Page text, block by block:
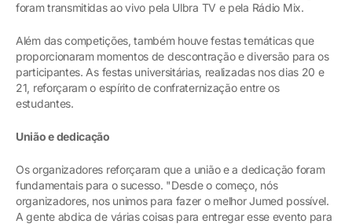
foram transmitidas ao vivo pela Ulbra TV e pela Rádio Mix.
Além das competições, também houve festas temáticas que
proporcionaram momentos de descontração e diversão para os
participantes. As festas universitárias, realizadas nos dias 20 e
21, reforçaram o espírito de confraternização entre os
estudantes.
União e dedicação
Os organizadores reforçaram que a união e a dedicação foram
fundamentais para o sucesso. "Desde o começo, nós
organizadores, nos unimos para fazer o melhor Jumed possível.
A gente abdica de várias coisas para entregar esse evento para